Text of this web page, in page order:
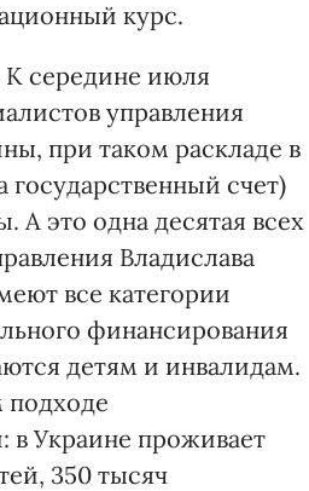
курс.
К середине июля
управления
при таком раскладе в
государственный счет)
А это одна десятая всех
Владислава
все категории
финансирования
детям и инвалидам.
в Украине проживает
350 тысяч